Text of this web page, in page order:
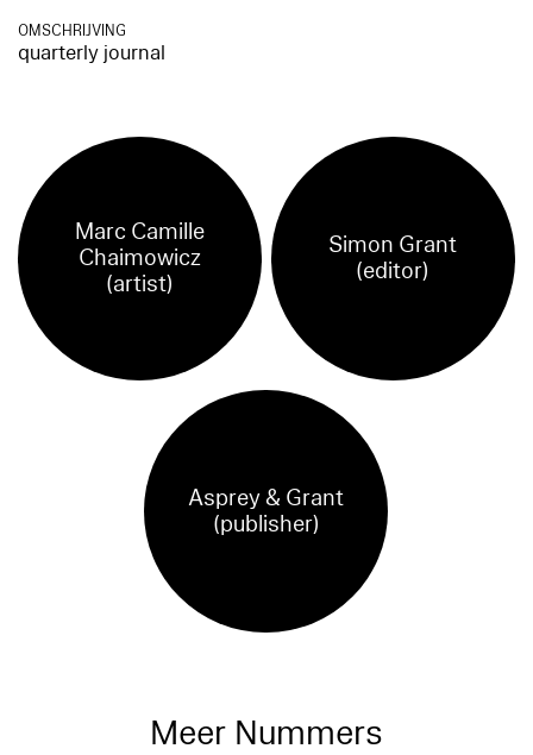
OMSCHRIJVING
quarterly journal
Marc Camille
Chaimowicz
(artist)
Simon Grant
(editor)
Asprey & Grant
(publisher)
Meer Nummers